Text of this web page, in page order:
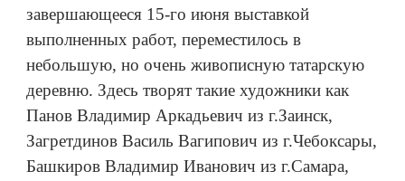
завершающееся 15-го июня выставкой
выполненных работ, переместилось в
небольшую, но очень живописную татарскую
деревню. Здесь творят такие художники как
Панов Владимир Аркадьевич из г.Заинск,
Загретдинов Василь Вагипович из г.Чебоксары,
Башкиров Владимир Иванович из г.Самара,